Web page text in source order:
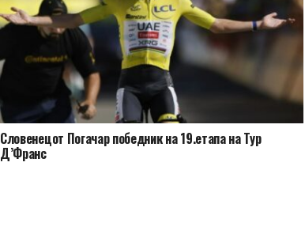
Словенецот Погачар победник на 19.етапа на Тур
Д’Франс